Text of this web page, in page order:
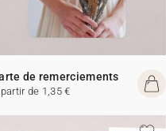
de remerciements
de 1,35 €